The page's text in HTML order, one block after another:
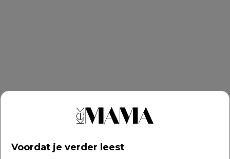
Voordat je verder leest
Kimberley schrijft elke maand een column op
Lees ze hier